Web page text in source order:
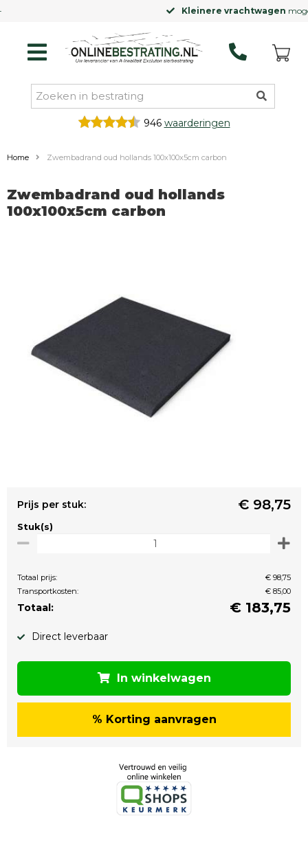
Kleinere vrachtwagenmogelijk
946 waarderingen
Home Zwembadrand oud hollands 100x100x5cm carbon
Zwembadrand oud hollands
100x100x5cm carbon
Prijs per stuk: € 98,75
Stuk(s)
Totaal prijs:
€ 98,75
Transportkosten:
€ 85,00
Totaal: € 183,75
Direct leverbaar
In winkelwagen
% Korting aanvragen